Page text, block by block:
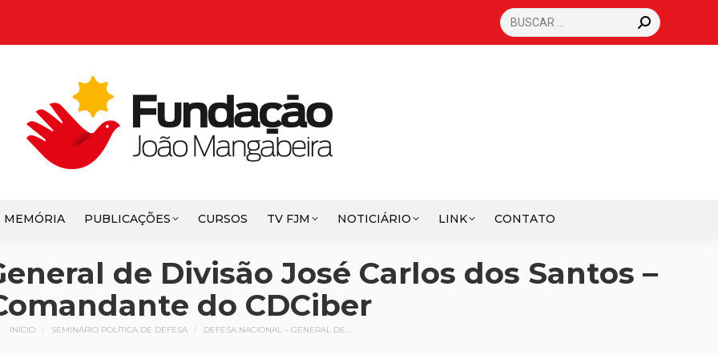
SEARCH:
MEMÓRIA PUBLICAÇÕES CURSOS TV FJM NOTICIÁRIO LINK CONTATO
de Divisão José Carlos dos Santos –
do CDCiber
Você está aqui:
INÍCIO SEMINÁRIO POLÍTICA DE DEFESA DEFESA NACIONAL – GENERAL DE…